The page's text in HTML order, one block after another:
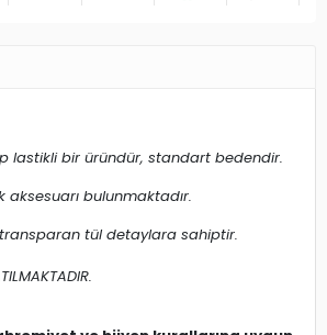
lastikli bir üründür, standart bedendir.
aksesuarı bulunmaktadır.
tül detaylara sahiptir.